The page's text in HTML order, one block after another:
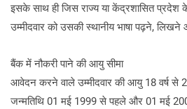
इसके साथ ही जिस राज्य या केंद्रशासित प्रदेश
उम्मीदवार को उसकी स्थानीय भाषा पढ़ने, लिखने
बैंक में नौकरी पाने की आयु सीमा
आवेदन करने वाले उम्मीदवार की आयु 18 वर्ष से 26
जन्मतिथि 01 मई 1999 से पहले और 01 मई 2007